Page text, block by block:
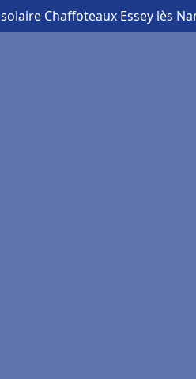
Chaffoteaux Essey lès